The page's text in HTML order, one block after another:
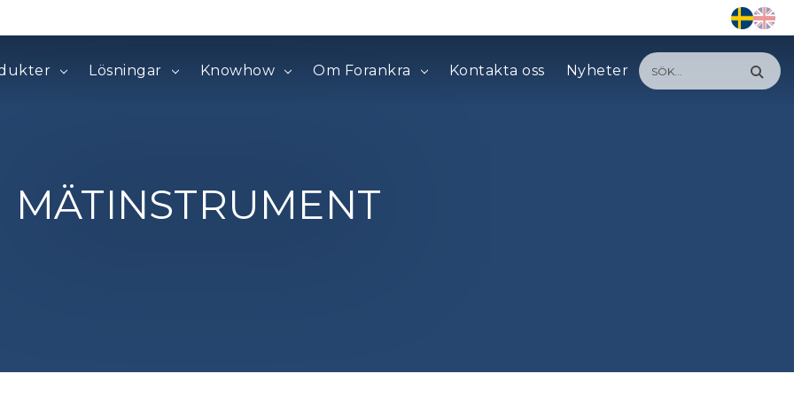
Lösningar Knowhow Om Forankra Kontakta oss Nyheter
MÄTINSTRUMENT